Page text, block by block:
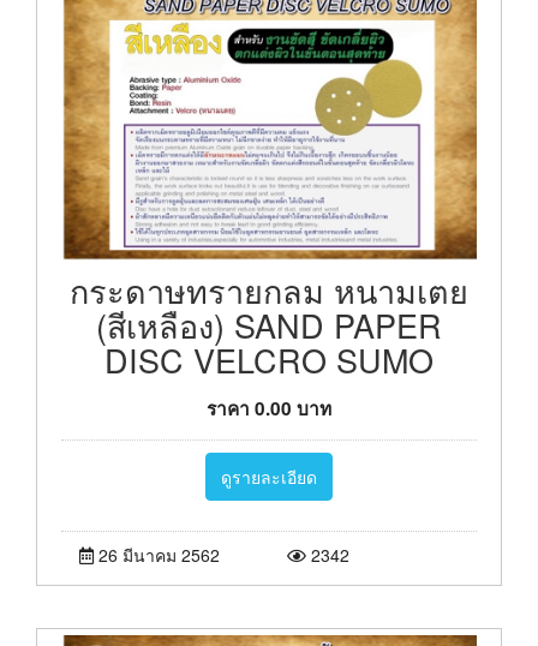
กระดาษทรายกลม หนามเตย
(สีเหลือง) SAND PAPER
DISC VELCRO SUMO
ราคา 0.00 บาท
ดูรายละเอียด
26 มีนาคม 2562 2342